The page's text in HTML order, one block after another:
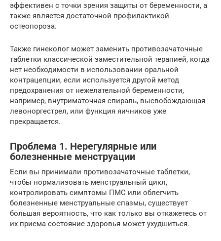
эффективен с точки зрения защиты от беременности, а
также является достаточной профилактикой
остеопороза.
Также гинеколог может заменить противозачаточные
таблетки классической заместительной терапией, когда
нет необходимости в использовании оральной
контрацепции, если используется другой метод
предохранения от нежелательной беременности,
например, внутриматочная спираль, высвобождающая
левоноргестрел, или функция яичников уже
прекращается.
Проблема 1. Нерегулярные или
болезненные менструации
Если вы принимали противозачаточные таблетки,
чтобы нормализовать менструальный цикл,
контролировать симптомы ПМС или облегчить
болезненные менструальные спазмы, существует
большая вероятность, что как только вы откажетесь от
их приема состояние здоровья может ухудшиться.